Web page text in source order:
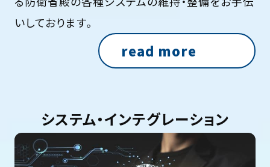
いしております。
read more
システム・インテグレーション